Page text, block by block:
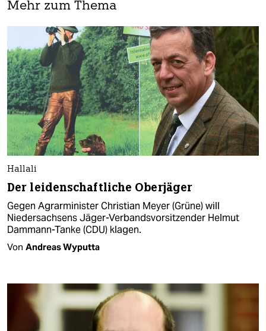
Mehr zum Thema
Hallali
Der leidenschaftliche Oberjäger
Gegen Agrarminister Christian Meyer (Grüne) will
Niedersachsens Jäger-Verbandsvorsitzender Helmut
Dammann-Tanke (CDU) klagen.
Von Andreas Wyputta